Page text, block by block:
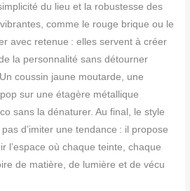
du lieu et la robustesse des
comme le rouge brique ou le
avec retenue : elles servent à créer
la personnalité sans détourner
Un coussin jaune moutarde, une
sur une étagère métallique
sans la dénaturer. Au final, le style
d’imiter une tendance : il propose
l’espace où chaque teinte, chaque
de matière, de lumière et de vécu